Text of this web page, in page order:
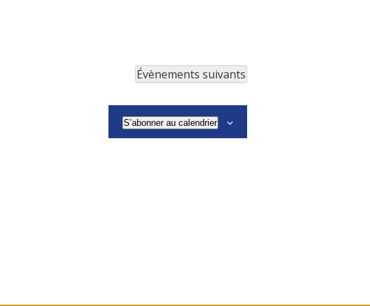
Évènements suivants
S’abonner au calendrier